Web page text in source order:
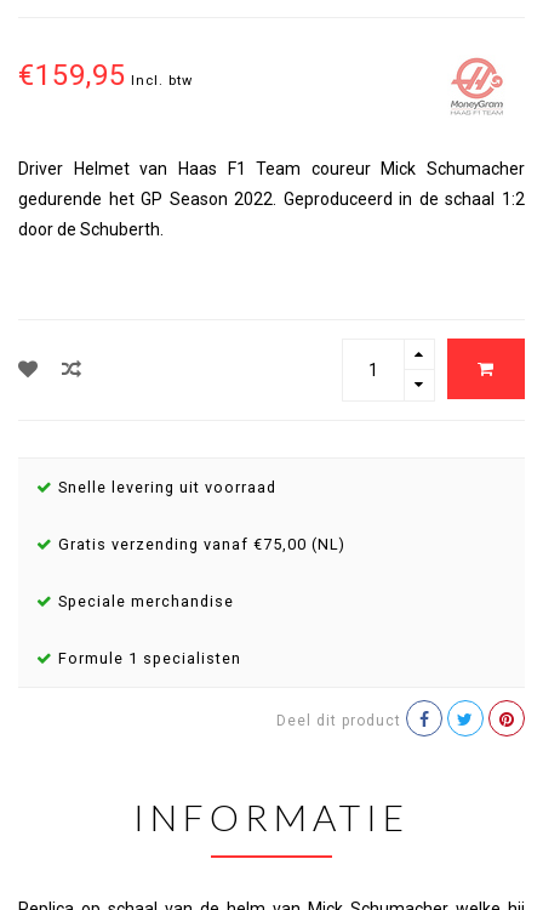
€159,95 Incl. btw
Driver Helmet van Haas F1 Team coureur Mick Schumacher
gedurende het GP Season 2022. Geproduceerd in de schaal 1:2
door de Schuberth.
Snelle levering uit voorraad
Gratis verzending vanaf €75,00 (NL)
Speciale merchandise
Formule 1 specialisten
Deel dit product
INFORMATIE